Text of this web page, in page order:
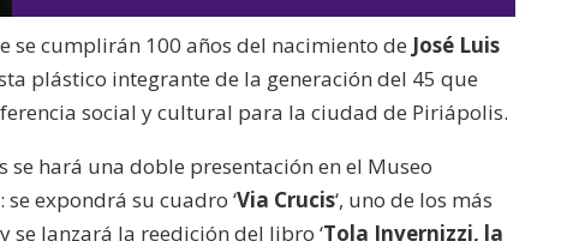
audio
teclas
de
flecha
arriba/abajo
se cumplirán 100 años del nacimiento de José Luis
plástico integrante de la generación del 45 que
social y cultural para la ciudad de Piriápolis.
se hará una doble presentación en el Museo
expondrá su cuadro ‘Via Crucis‘, uno de los más
se lanzará la reedición del libro ‘Tola Invernizzi, la